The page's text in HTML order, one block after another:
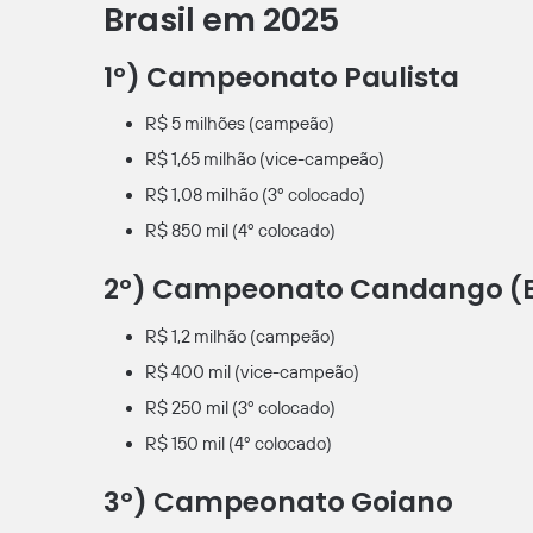
Brasil em 2025
1º) Campeonato Paulista
R$ 5 milhões (campeão)
R$ 1,65 milhão (vice-campeão)
R$ 1,08 milhão (3º colocado)
R$ 850 mil (4º colocado)
2º) Campeonato Candango
R$ 1,2 milhão (campeão)
R$ 400 mil (vice-campeão)
R$ 250 mil (3º colocado)
R$ 150 mil (4º colocado)
3º) Campeonato Goiano